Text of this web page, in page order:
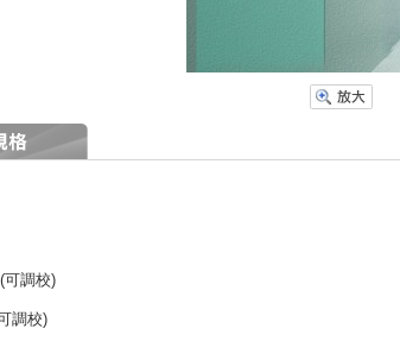
可調校)
調校)